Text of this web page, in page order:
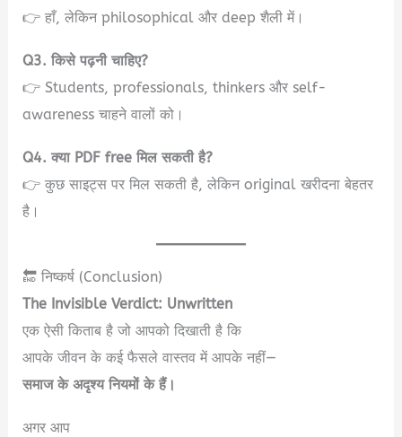
👉 हाँ, लेकिन philosophical और deep शैली में।
Q3. किसे पढ़नी चाहिए?
👉 Students, professionals, thinkers और self-
awareness चाहने वालों को।
Q4. क्या PDF free मिल सकती है?
👉 कुछ साइट्स पर मिल सकती है, लेकिन original खरीदना बेहतर
है।
🔚 निष्कर्ष (Conclusion)
The Invisible Verdict: Unwritten
एक ऐसी किताब है जो आपको दिखाती है कि
आपके जीवन के कई फैसले वास्तव में आपके नहीं—
समाज के अदृश्य नियमों के हैं।
अगर आप